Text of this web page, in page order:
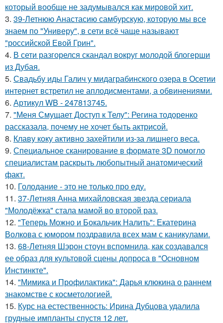
который вообще не задумывался как мировой хит.
3. 39-Летнюю Анастасию самбурскую, которую мы все
знаем по "Универу", в сети всё чаще называют
"российской Евой Грин".
4. В сети разгорелся скандал вокруг молодой блогерши
из Дубая.
5. Свадьбу иды Галич у мидаграбинского озера в Осетии
интернет встретил не аплодисментами, а обвинениями.
6. Артикул WB - 247813745.
7. "Меня Смущает Доступ к Телу": Регина тодоренко
рассказала, почему не хочет быть актрисой.
8. Клаву коку активно захейтили из-за лишнего веса.
9. Специальное сканирование в формате 3D помогло
специалистам раскрыть любопытный анатомический
факт.
10. Голодание - это не только про еду.
11. 37-Летняя Анна михайловская звезда сериала
"Молодёжка" стала мамой во второй раз.
12. "Теперь Можно и Бокальчик Налить": Екатерина
Волкова с юмором поздравила всех мам с каникулами.
13. 68-Летняя Шэрон стоун вспомнила, как создавался
ее образ для культовой сцены допроса в "Основном
Инстинкте".
14. "Мимика и Профилактика": Дарья клюкина о раннем
знакомстве с косметологией.
15. Курс на естественность: Ирина Дубцова удалила
грудные импланты спустя 12 лет.